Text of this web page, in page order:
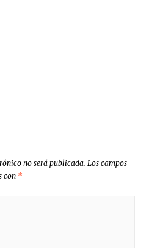
no será publicada. Los campos
con *